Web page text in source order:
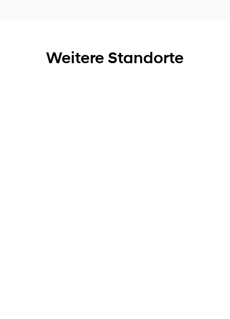
Weitere Standorte